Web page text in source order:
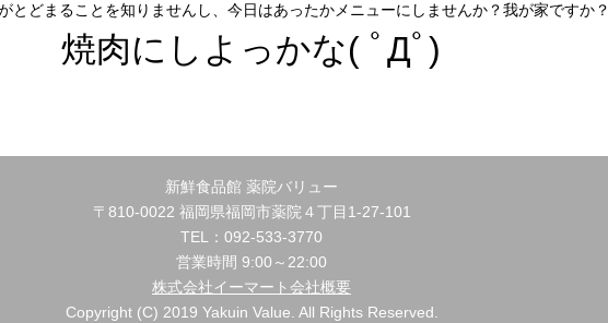
とどまることを知りませんし、今日はあったかメニューにしませんか？我が家ですか？
焼肉にしよっかな( ﾟДﾟ)
新鮮食品館 薬院バリュー
〒810-0022 福岡県福岡市薬院４丁目1-27-101
TEL：092-533-3770
営業時間 9:00～22:00
株式会社イーマート会社概要
Copyright (C) 2019 Yakuin Value. All Rights Reserved.